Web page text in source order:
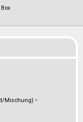
Mischung) •